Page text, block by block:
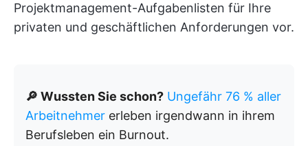
Projektmanagement-Aufgabenlisten für Ihre
privaten und geschäftlichen Anforderungen vor.
🔎 Wussten Sie schon? Ungefähr 76 % aller
Arbeitnehmer erleben irgendwann in ihrem
Berufsleben ein Burnout.